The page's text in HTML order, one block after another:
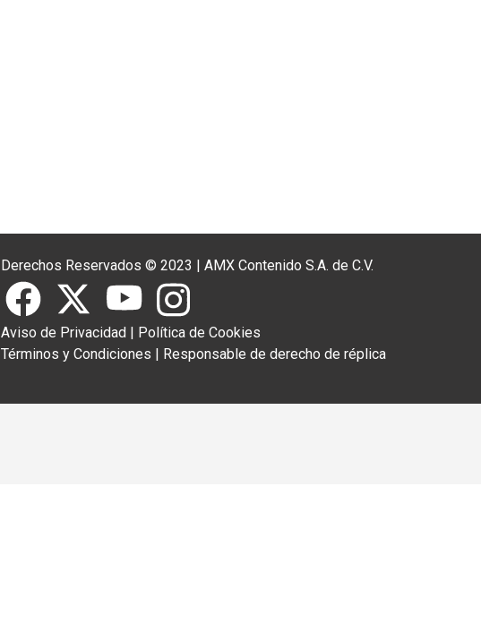
Derechos Reservados © 2023 | AMX Contenido S.A. de C.V.
Aviso de Privacidad | Política de Cookies
Términos y Condiciones | Responsable de derecho de réplica